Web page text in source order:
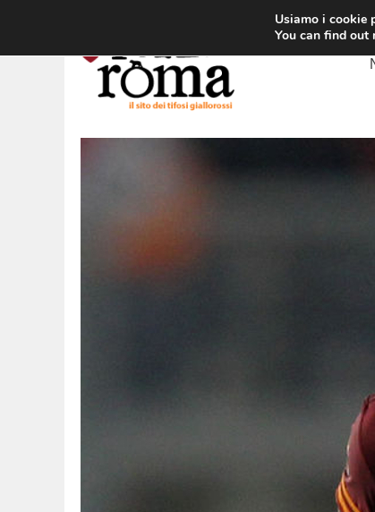
contenuto
Usiamo i cookie
You can find out